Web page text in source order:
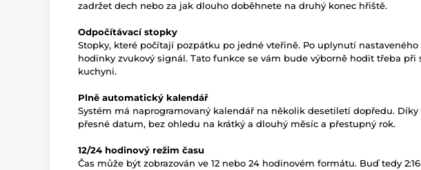
zadržet dech nebo za jak dlouho doběhnete na druhý konec hřiště.
Odpočítávací stopky
Stopky, které počítají pozpátku po jedné vteřině. Po uplynutí nastaveného
hodinky zvukový signál. Tato funkce se vám bude výborně hodit třeba při
kuchyni.
Plně automatický kalendář
Systém má naprogramovaný kalendář na několik desetiletí dopředu.
přesné datum, bez ohledu na krátký a dlouhý měsíc a přestupný rok.
12/24 hodinový režim času
Čas může být zobrazován ve 12 nebo 24 hodinovém formátu. Buď tedy 2:16